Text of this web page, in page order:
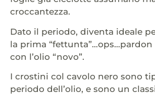
croccantezza.
Dato il periodo, diventa ideale
la prima
con l’olio “novo”.
I crostini col cavolo nero sono
periodo dell’olio, e sono un